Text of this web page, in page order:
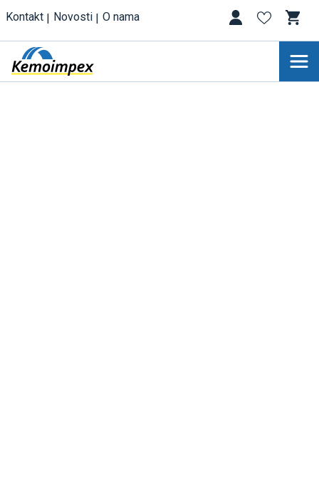
Kontakt Novosti O nama